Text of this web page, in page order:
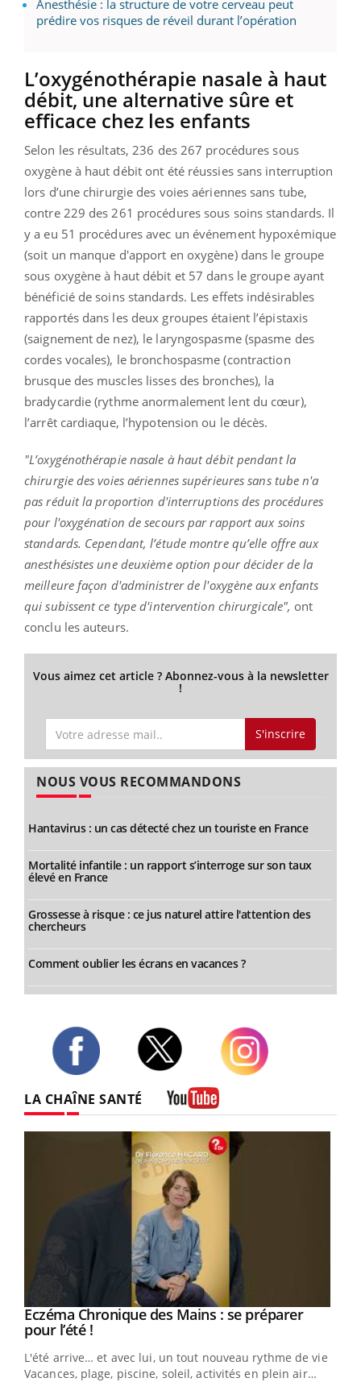
Anesthésie : la structure de votre cerveau peut
prédire vos risques de réveil durant l’opération
L’oxygénothérapie nasale à haut
débit, une alternative sûre et
efficace chez les enfants
Selon les résultats, 236 des 267 procédures sous
oxygène à haut débit ont été réussies sans interruption
lors d’une chirurgie des voies aériennes sans tube,
contre 229 des 261 procédures sous soins standards. Il
y a eu 51 procédures avec un événement hypoxémique
(soit un manque d'apport en oxygène) dans le groupe
sous oxygène à haut débit et 57 dans le groupe ayant
bénéficié de soins standards. Les effets indésirables
rapportés dans les deux groupes étaient l’épistaxis
(saignement de nez), le laryngospasme (spasme des
cordes vocales), le bronchospasme (contraction
brusque des muscles lisses des bronches), la
bradycardie (rythme anormalement lent du cœur),
l’arrêt cardiaque, l’hypotension ou le décès.
"L’oxygénothérapie nasale à haut débit pendant la
chirurgie des voies aériennes supérieures sans tube n'a
pas réduit la proportion d'interruptions des procédures
pour l'oxygénation de secours par rapport aux soins
standards. Cependant, l’étude montre qu’elle offre aux
anesthésistes une deuxième option pour décider de la
meilleure façon d'administrer de l'oxygène aux enfants
qui subissent ce type d'intervention chirurgicale", ont
conclu les auteurs.
Vous aimez cet article ? Abonnez-vous à la newsletter
!
S'inscrire
NOUS VOUS RECOMMANDONS
Hantavirus : un cas détecté chez un touriste en France
Mortalité infantile : un rapport s’interroge sur son taux
élevé en France
Grossesse à risque : ce jus naturel attire l'attention des
chercheurs
Comment oublier les écrans en vacances ?
LA CHAÎNE SANTÉ
Youtube
Eczéma Chronique des Mains : se préparer
pour l’été !Youtube
L'été arrive… et avec lui, un tout nouveau rythme de vie !
Vacances, plage, piscine, soleil, activités en plein air…